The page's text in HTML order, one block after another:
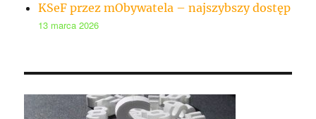
KSeF przez mObywatela – najszybszy dostęp
13 marca 2026